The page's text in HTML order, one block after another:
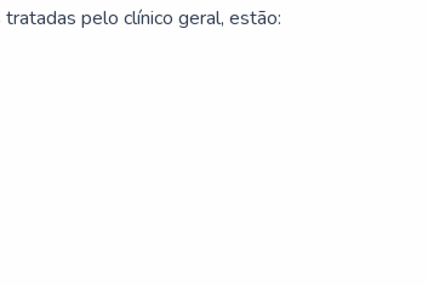
pelo clínico geral, estão: